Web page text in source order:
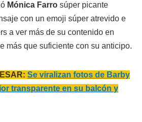
Mónica Farro súper picante
con un emoji súper atrevido e
a ver más de su contenido en
más que suficiente con su anticipo.
Se viralizan fotos de Barby
transparente en su balcón y